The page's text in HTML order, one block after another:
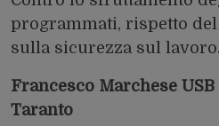
programmati, rispetto del
sulla sicurezza sul lavoro.
Francesco Marchese
Taranto